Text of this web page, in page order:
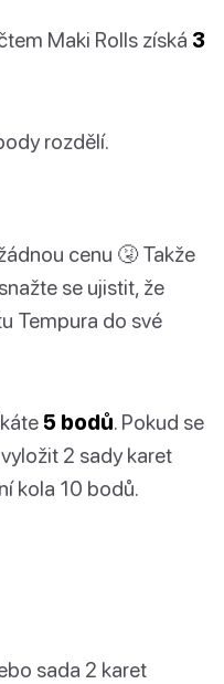
Maki Rolls získá 3
rozdělí.
cenu 🤧 Takže
se ujistit, že
Tempura do své
5 bodů. Pokud se
2 sady karet
kola 10 bodů.
sada 2 karet